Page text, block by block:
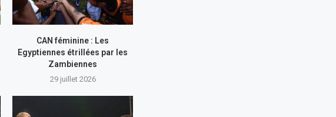
CAN féminine : Les
Egyptiennes étrillées par les
Zambiennes
29 juillet 2026